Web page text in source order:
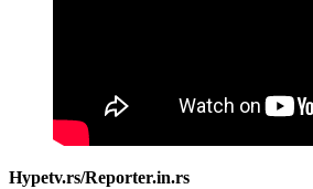
Hypetv.rs/Reporter.in.rs